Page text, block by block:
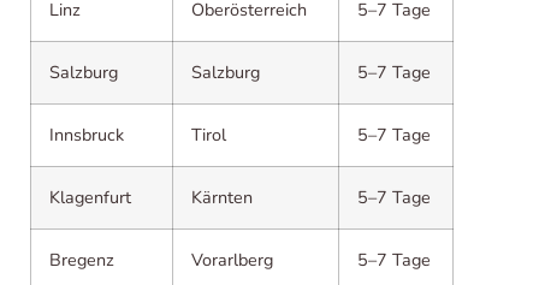
Linz Oberösterreich 5–7 Tage
Salzburg Salzburg 5–7 Tage
Innsbruck Tirol 5–7 Tage
Klagenfurt Kärnten 5–7 Tage
Bregenz Vorarlberg 5–7 Tage